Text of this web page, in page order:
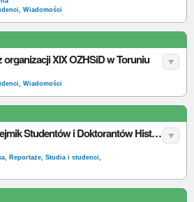
, Wiadomości
XIX OZHSiD w Toruniu
, Wiadomości
XIX OZHSiD - Sejmik Studentów i Doktorantów Historii
, Reportaże, Studia i studenci,